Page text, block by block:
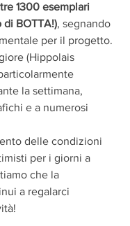
1300 esemplari
BOTTA!), segnando
per il progetto.
(Hippolais
la settimana,
e a numerosi
delle condizioni
per i giorni a
che la
a regalarci